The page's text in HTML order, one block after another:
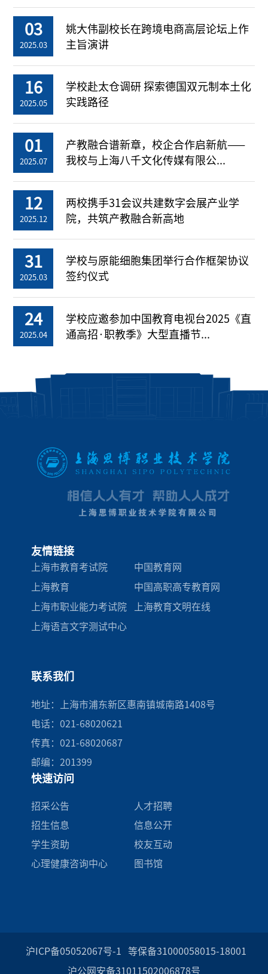
03
2025.03
姚大伟副校长在跨境电商高层论坛上作
主旨演讲
16
2025.05
学校赴太仓调研 探索德国双元制本土化
实践路径
01
2025.07
产教融合谱新章，校企合作启新航——
我校与上海八千文化传媒有限公...
12
2025.12
两校携手31会议共建数字会展产业学
院，共筑产教融合新高地
31
2025.03
学校与原能细胞集团举行合作框架协议
签约仪式
24
2025.04
学校应邀参加中国教育电视台2025《直
通高招·职教季》大型直播节...
友情链接
上海市教育考试院 中国教育网
上海教育 中国高职高专教育网
上海市职业能力考试院 上海教育文明在线
上海语言文字测试中心
联系我们
地址：上海市浦东新区惠南镇城南路1408号
电话：021-68020621
传真：021-68020687
邮编：201399
快速访问
招采公告
人才招聘
招生信息
信息公开
学生资助
校友互动
心理健康咨询中心
图书馆
沪ICP备05052067号-1 等保备31000058015-18001
沪公网安备31011502006878号